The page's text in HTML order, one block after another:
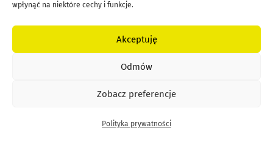
wpłynąć na niektóre cechy i funkcje.
Akceptuję
Odmów
Zobacz preferencje
Polityka prywatności
Jak zdobyć koncesję na alkohol?
Projekt technologiczny do Sanepidu – tworzymy